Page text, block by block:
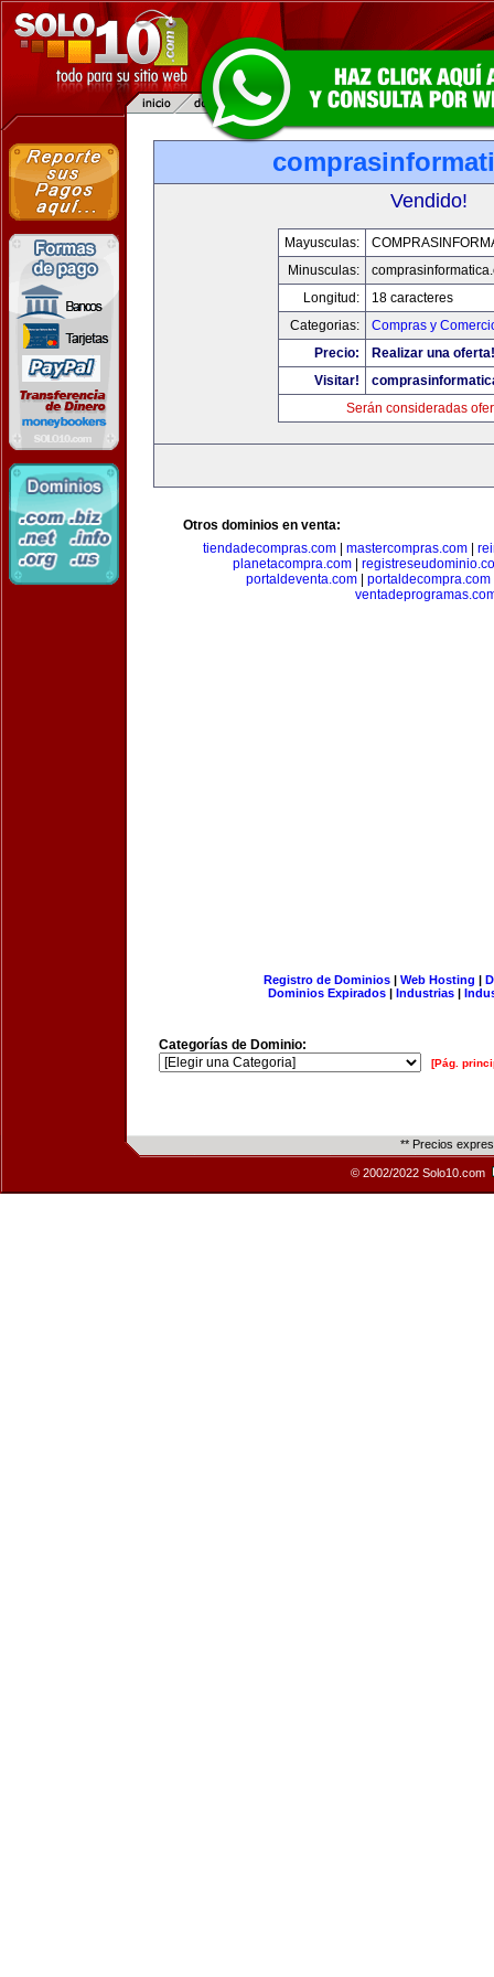
Vendido!
Mayusculas:
Minusculas:
Longitud:
18 caracteres
Categorias:
Compras y
Precio:
Realizar una oferta!
Visitar!
Serán consideradas
Otros dominios en venta:
tiendadecompras.com| mastercompras.com|
planetacompra.com|
portaldeventa.com
portaldecompra.com
Registro de Dominios| Web Hosting |
Dominios Expirados | Industrias |
Categorías de Dominio:
[Pág.
** Precios
© 2002/2022 Solo10.com